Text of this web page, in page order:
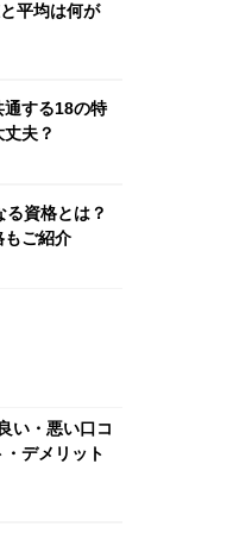
平均は何が
通する18の特
夫？
資格とは？
もご紹介
い・悪い口コ
デメリット